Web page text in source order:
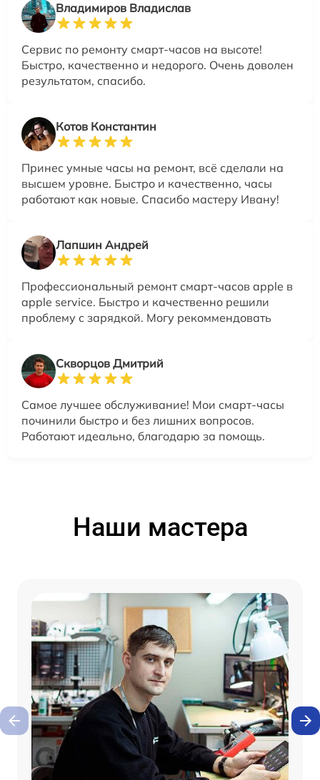
Владимиров Владислав
Сервис по ремонту смарт-часов на высоте!
Быстро, качественно и недорого. Очень доволен
результатом, спасибо.
Котов Константин
Принес умные часы на ремонт, всё сделали на
высшем уровне. Быстро и качественно, часы
работают как новые. Спасибо мастеру Ивану!
Лапшин Андрей
Профессиональный ремонт смарт-часов apple в
apple service. Быстро и качественно решили
проблему с зарядкой. Могу рекоммендовать
Скворцов Дмитрий
Самое лучшее обслуживание! Мои смарт-часы
починили быстро и без лишних вопросов.
Работают идеально, благодарю за помощь.
Наши мастера